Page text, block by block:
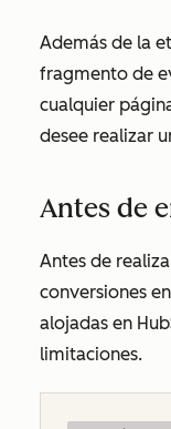
Además de la
fragmento de
cualquier
desee realizar
Antes de
Antes de
conversiones
alojadas en
limitaciones.